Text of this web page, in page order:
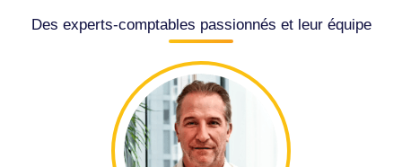
Des experts-comptables passionnés et leur équipe